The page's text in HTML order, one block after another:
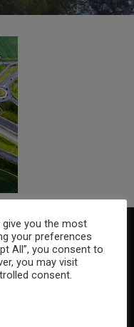
you the most
your preferences
All”, you consent to
you may visit
consent.